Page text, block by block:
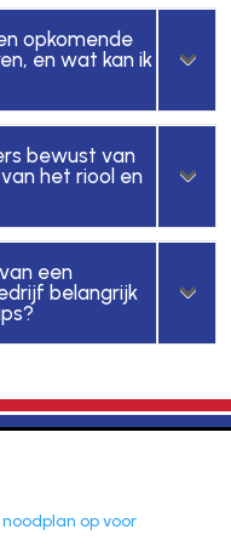
opkomende
en wat kan ik
bewust van
het riool en
een
belangrijk